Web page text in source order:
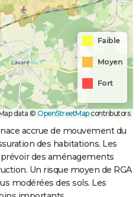
Faible
Moyen
Fort
data ©OpenStreetMapcontributors
accrue de mouvement du
des habitations. Les
des aménagements
Un risque moyen de RGA
modérées des sols. Les